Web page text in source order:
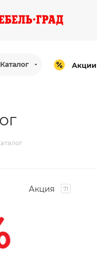
Каталог Акции
Акция 71